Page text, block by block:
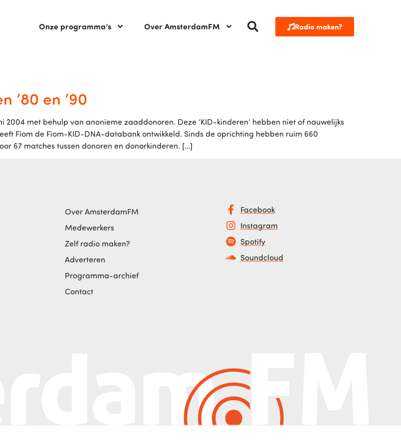
Onze programma’s Over AmsterdamFM Radio maken?
’80 en ’90
2004 met behulp van anonieme zaaddonoren. Deze ‘KID-kinderen’ hebben niet of nauwelijks
Fiom de Fiom-KID-DNA-databank ontwikkeld. Sinds de oprichting hebben ruim 660
67 matches tussen donoren en donorkinderen. […]
Over AmsterdamFM
Medewerkers
Zelf radio maken?
Adverteren
Programma-archief
Contact
Facebook
Instagram
Spotify
Soundcloud